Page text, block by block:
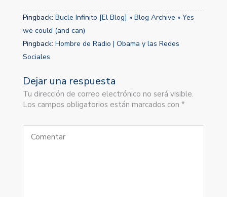
Pingback: Bucle Infinito [El Blog] » Blog Archive » Yes
we could (and can)
Pingback: Hombre de Radio | Obama y las Redes
Sociales
Dejar una respuesta
Tu dirección de correo electrónico no será visible.
Los campos obligatorios están marcados con *